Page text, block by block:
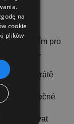
nářadí,
řešením pro
osvětlení,
ztrátě
pro bezpečné
organizovat
na
cookie
plików